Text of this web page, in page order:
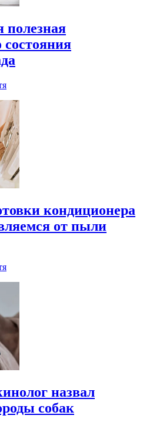
полезная
состояния
кондиционера
от пыли
назвал
собак